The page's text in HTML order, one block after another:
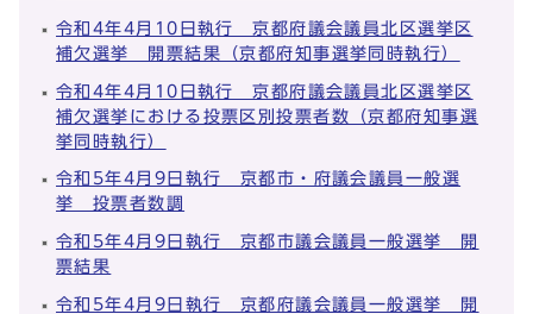
令和4年4月10日執行 京都府議会議員北区選挙区
補欠選挙 開票結果（京都府知事選挙同時執行）
令和4年4月10日執行 京都府議会議員北区選挙区
補欠選挙における投票区別投票者数（京都府知事選
挙同時執行）
令和5年4月9日執行 京都市・府議会議員一般選
挙 投票者数調
令和5年4月9日執行 京都市議会議員一般選挙 開
票結果
令和5年4月9日執行 京都府議会議員一般選挙 開